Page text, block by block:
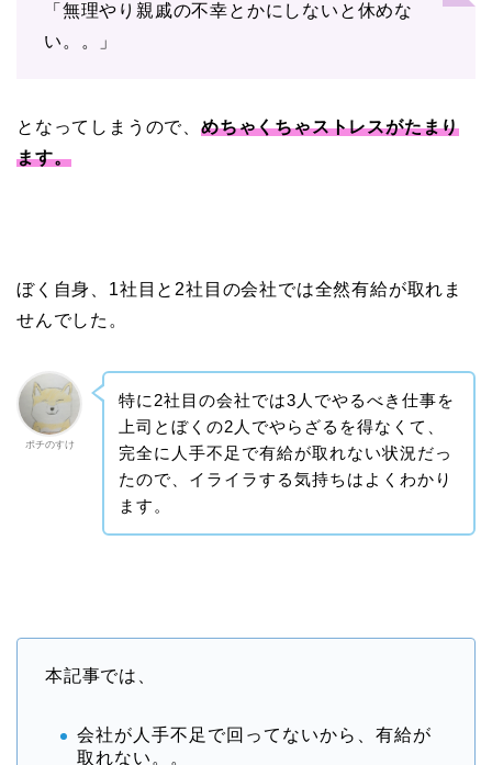
「無理やり親戚の不幸とかにしないと休めな
い。。」
となってしまうので、 めちゃくちゃストレスがたまり
ます。
ぼく自身、1社目と2社目の会社では全然有給が取れま
せんでした。
ポチのすけ
特に2社目の会社では3人でやるべき仕事を
上司とぼくの2人でやらざるを得なくて、
完全に人手不足で有給が取れない状況だっ
たので、イライラする気持ちはよくわかり
ます。
本記事では、
会社が人手不足で回ってないから、有給が
取れない。。